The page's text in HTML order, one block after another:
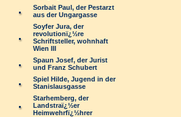
Sorbait Paul, der Pestarzt
aus der Ungargasse
Soyfer Jura, der
revolutionï¿½re
Schriftsteller, wohnhaft
Wien III
Spaun Josef, der Jurist
und Franz Schubert
Spiel Hilde, Jugend in der
Stanislausgasse
Starhemberg, der
Landstraï¿½er
Heimwehrfï¿½hrer